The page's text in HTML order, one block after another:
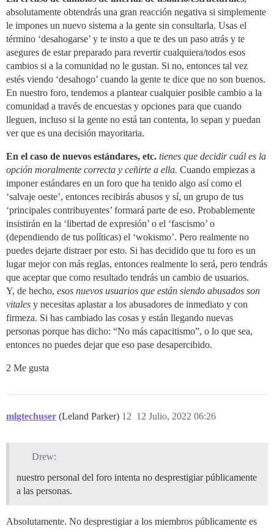
absolutamente obtendrás una gran reacción negativa si simplemente
le impones un nuevo sistema a la gente sin consultarla. Usas el
término ‘desahogarse’ y te insto a que te des un paso atrás y te
asegures de estar preparado para revertir cualquiera/todos esos
cambios si a la comunidad no le gustan. Si no, entonces tal vez
estés viendo ‘desahogo’ cuando la gente te dice que no son buenos.
En nuestro foro, tendemos a plantear cualquier posible cambio a la
comunidad a través de encuestas y opciones para que cuando
lleguen, incluso si la gente no está tan contenta, lo sepan y puedan
ver que es una decisión mayoritaria.
En el caso de nuevos estándares, etc. tienes que decidir cuál es la
opción moralmente correcta y ceñirte a ella. Cuando empiezas a
imponer estándares en un foro que ha tenido algo así como el
‘salvaje oeste’, entonces recibirás abusos y sí, un grupo de tus
‘principales contribuyentes’ formará parte de eso. Probablemente
insistirán en la ‘libertad de expresión’ o el ‘fascismo’ o
(dependiendo de tus políticas) el ‘wokismo’. Pero realmente no
puedes dejarte distraer por esto. Si has decidido que tu foro es un
lugar mejor con más reglas, entonces realmente lo será, pero tendrás
que aceptar que como resultado tendrás un cambio de usuarios.
Y, de hecho, esos nuevos usuarios que están siendo abusados son
vitales y necesitas aplastar a los abusadores de inmediato y con
firmeza. Si has cambiado las cosas y están llegando nuevas
personas porque has dicho: “No más capacitismo”, o lo que sea,
entonces no puedes dejar que eso pase desapercibido.
2 Me gusta
mlgtechuser (Leland Parker) 12 Julio, 2022 06:26
12
Drew:
nuestro personal del foro intenta no desprestigiar públicamente
a las personas.
Absolutamente. No desprestigiar a los miembros públicamente es